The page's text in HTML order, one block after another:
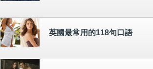
英國最常用的118句口語